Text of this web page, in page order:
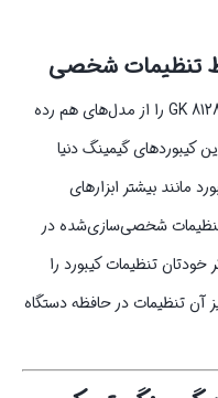
تنظیمات شخصی
از جمله ویژگی‌هایی که کیبورد تسکو مدل GK 8128 را از مدل‌های هم رده
کیبوردهای گیمینگ دنیا
مانند بیشتر ابزارهای
تنظیمات شخصی‌سازی‌شده در
تنظیمات کیبورد را
آن تنظیمات در حافظه دستگاه